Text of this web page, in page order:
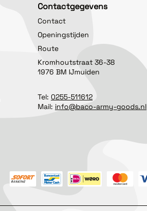
Contactgegevens
Contact
Openingstijden
Route
Kromhoutstraat 36-38
1976 BM IJmuiden
Tel: 0255-511612
Mail: info@baco-army-goods.nl